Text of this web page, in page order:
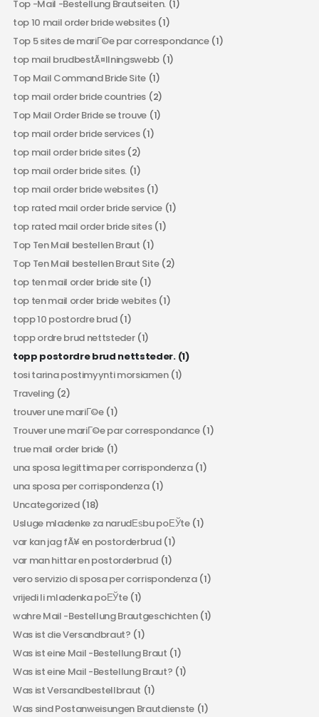
Top -Mail -Bestellung Brautseiten.(1)
top 10 mail order bride websites(1)
Top 5 sites de mariГ©e par correspondance(1)
top mail brudbestÃ¤llningswebb (1)
Top Mail Command Bride Site (1)
top mail order bride countries (2)
Top Mail Order Bride se trouve (1)
top mail order bride services(1)
top mail order bride sites(2)
top mail order bride sites. (1)
top mail order bride websites(1)
top rated mail order bride service(1)
top rated mail order bride sites(1)
Top Ten Mail bestellen Braut (1)
Top Ten Mail bestellen Braut Site(2)
top ten mail order bride site(1)
top ten mail order bride webites(1)
topp 10 postordre brud(1)
topp ordre brud nettsteder(1)
topp postordre brud nettsteder.(1)
tosi tarina postimyynti morsiamen(1)
Traveling(2)
trouver une mariГ©e(1)
Trouver une mariГ©e par correspondance(1)
true mail order bride (1)
una sposa legittima per corrispondenza(1)
una sposa per corrispondenza(1)
Uncategorized(18)
Usluge mladenke za narudЕѕbu poЕЎte(1)
var kan jag fÃ¥ en postorderbrud(1)
var man hittar en postorderbrud(1)
vero servizio di sposa per corrispondenza(1)
vrijedi li mladenka poЕЎte(1)
wahre Mail -Bestellung Brautgeschichten(1)
Was ist die Versandbraut? (1)
Was ist eine Mail -Bestellung Braut (1)
Was ist eine Mail -Bestellung Braut? (1)
Was ist Versandbestellbraut (1)
Was sind Postanweisungen Brautdienste(1)